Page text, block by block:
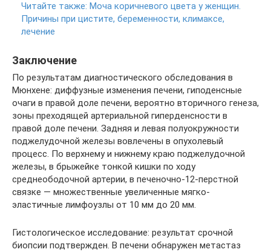
Читайте также: Моча коричневого цвета у женщин.
Причины при цистите, беременности, климаксе,
лечение
Заключение
По результатам диагностического обследования в
Мюнхене: диффузные изменения печени, гиподенсные
очаги в правой доле печени, вероятно вторичного генеза,
зоны преходящей артериальной гиперденсности в
правой доле печени. Задняя и левая полуокружности
поджелудочной железы вовлечены в опухолевый
процесс. По верхнему и нижнему краю поджелудочной
железы, в брыжейке тонкой кишки по ходу
среднеободочной артерии, в печеночно-12-перстной
связке — множественные увеличенные мягко-
эластичные лимфоузлы от 10 мм до 20 мм.
Гистологическое исследование: результат срочной
биопсии подтвержден. В печени обнаружен метастаз